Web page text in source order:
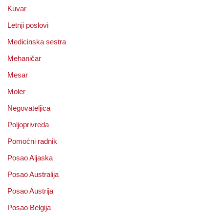
Kuvar
Letnji poslovi
Medicinska sestra
Mehaničar
Mesar
Moler
Negovateljica
Poljoprivreda
Pomoćni radnik
Posao Aljaska
Posao Australija
Posao Austrija
Posao Belgija